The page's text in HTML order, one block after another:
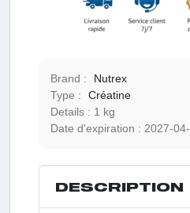
Brand :
Nutrex
Type :
Créatine
Details :
1 kg
Date d'expiration : 2027-
DESCRIPTION